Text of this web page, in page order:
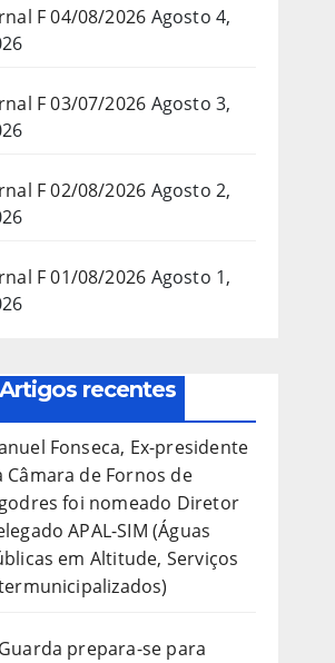
F 04/08/2026 Agosto 4,
F 03/07/2026 Agosto 3,
F 02/08/2026 Agosto 2,
F 01/08/2026 Agosto 1,
Artigos recentes
Fonseca, Ex-presidente
Câmara de Fornos de
foi nomeado Diretor
APAL-SIM (Águas
em Altitude, Serviços
prepara-se para